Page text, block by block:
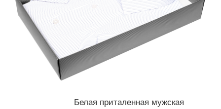
Белая приталенная мужская